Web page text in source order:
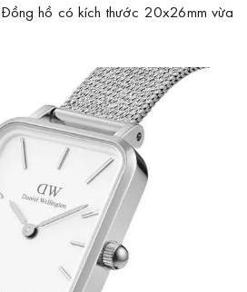
hồ có kích thước 20x26mm vừa